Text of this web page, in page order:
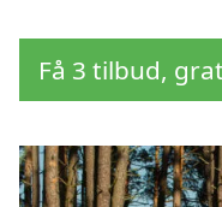
Få 3 tilbud,